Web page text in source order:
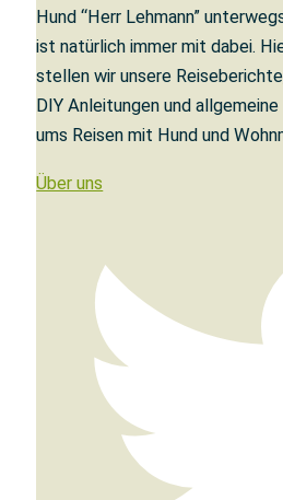
Hund “Herr Lehmann”
ist natürlich immer mit dabei.
stellen wir unsere
DIY Anleitungen und
ums Reisen mit Hund und
Über uns